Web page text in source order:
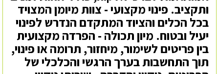
ותקציב. פינוי מקצועי - צוות מיומן המצויד
בכל הכלים והציוד המתקדם הנדרש לפינוי
יעיל ובטוח. מיון תכולה - הפרדה מקצועית
בין פריטים לשימור, מיחזור, תרומה או פינוי,
תוך התחשבות בערך הרגשי והכלכלי של